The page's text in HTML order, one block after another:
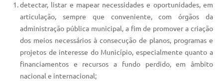
Arquivos para Download
Contratos
detectar, listar e mapear necessidades e oportunidades, em
articulação, sempre que conveniente, com órgãos da
administração pública municipal, a fim de promover a criação
dos meios necessários à consecução de planos, programas e
projetos de interesse do Município, especialmente quanto a
financiamentos e recursos a fundo perdido, em âmbito
nacional e internacional;